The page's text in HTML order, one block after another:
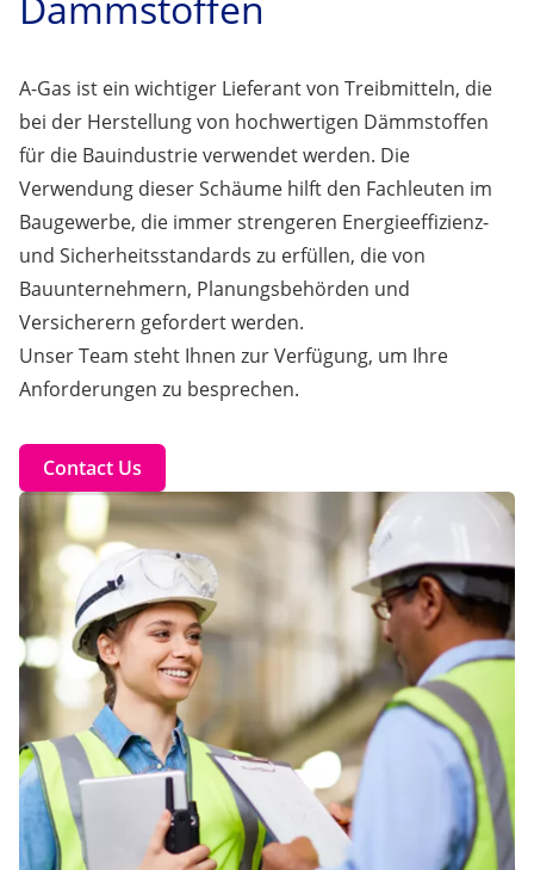
A-Gas ist ein wichtiger Lieferant von Treibmitteln, die
bei der Herstellung von hochwertigen Dämmstoffen
für die Bauindustrie verwendet werden. Die
Verwendung dieser Schäume hilft den Fachleuten im
Baugewerbe, die immer strengeren Energieeffizienz-
und Sicherheitsstandards zu erfüllen, die von
Bauunternehmern, Planungsbehörden und
Versicherern gefordert werden.
Unser Team steht Ihnen zur Verfügung, um Ihre
Anforderungen zu besprechen.
Contact Us